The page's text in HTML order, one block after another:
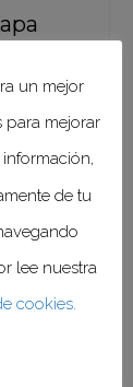
con
de
un mejor
para mejorar
de tu
lee nuestra
cookies.